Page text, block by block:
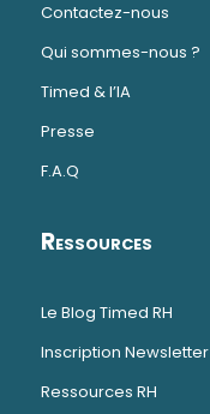
Contactez-nous
Qui sommes-nous ?
Timed & l’IA
Presse
F.A.Q
Ressources
Le Blog Timed RH
Inscription Newsletter
Ressources RH